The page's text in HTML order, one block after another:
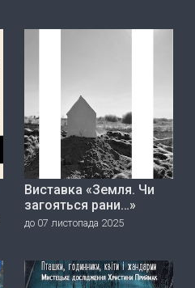
Виставка «Земля. Чи
загояться рани…»
до 07 листопада 2025